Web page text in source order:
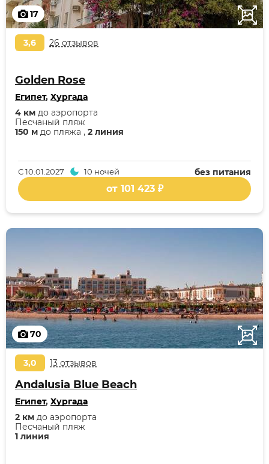
17
3,6 26 отзывов
Golden Rose
Египет, Хургада
150 м до пляжа , 2 линия
Песчаный пляж
4 км до аэропорта
без питания
С10.01.2027 10 ночей
от 101 423 ₽
70
3,0 13 отзывов
Andalusia Blue Beach
Египет, Хургада
1 линия
Песчаный пляж
2 км до аэропорта